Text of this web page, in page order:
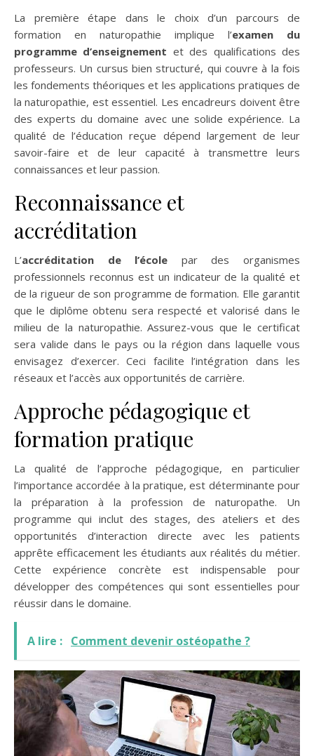
La première étape dans le choix d’un parcours de
formation en naturopathie implique l’examen du
programme d’enseignement et des qualifications des
professeurs. Un cursus bien structuré, qui couvre à la fois
les fondements théoriques et les applications pratiques de
la naturopathie, est essentiel. Les encadreurs doivent être
des experts du domaine avec une solide expérience. La
qualité de l’éducation reçue dépend largement de leur
savoir-faire et de leur capacité à transmettre leurs
connaissances et leur passion.
Reconnaissance et
accréditation
L’accréditation de l’école par des organismes
professionnels reconnus est un indicateur de la qualité et
de la rigueur de son programme de formation. Elle garantit
que le diplôme obtenu sera respecté et valorisé dans le
milieu de la naturopathie. Assurez-vous que le certificat
sera valide dans le pays ou la région dans laquelle vous
envisagez d’exercer. Ceci facilite l’intégration dans les
réseaux et l’accès aux opportunités de carrière.
Approche pédagogique et
formation pratique
La qualité de l’approche pédagogique, en particulier
l’importance accordée à la pratique, est déterminante pour
la préparation à la profession de naturopathe. Un
programme qui inclut des stages, des ateliers et des
opportunités d’interaction directe avec les patients
apprête efficacement les étudiants aux réalités du métier.
Cette expérience concrète est indispensable pour
développer des compétences qui sont essentielles pour
réussir dans le domaine.
A lire : Comment devenir ostéopathe ?